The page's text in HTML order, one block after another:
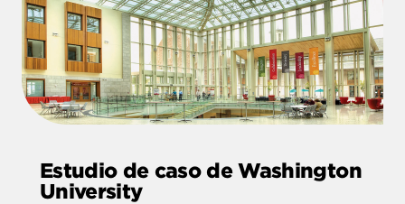
Estudio de caso de Washington
University